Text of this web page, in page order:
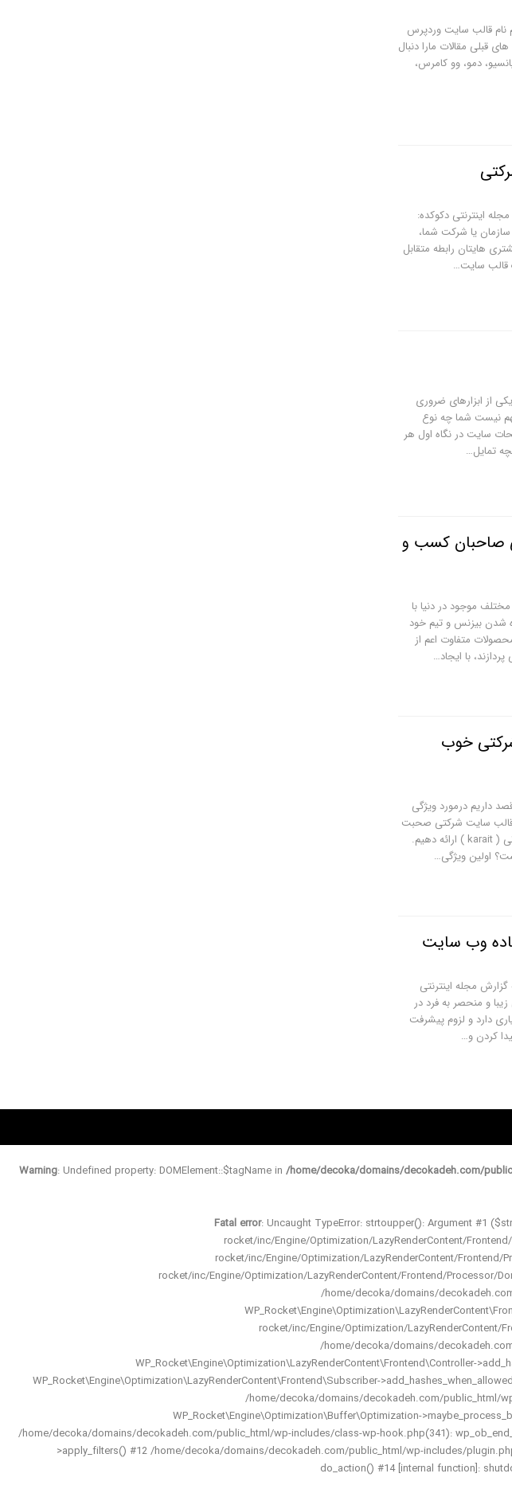
نام قالب سایت وردپرس
قبلی مقالات مارا دنبال
دمو، وو کامرس،
اینترنتی دکوکده:
یا شرکت شما،
هایتان رابطه متقابل
قالب سایت…
از ابزارهای ضروری
نیست شما چه نوع
سایت در نگاه اول هر
تمایل…
صاحبان کسب و
موجود در دنیا با
شدن بیزنس و تیم خود
متفاوت اعم از
با ایجاد…
خوب
داریم درمورد ویژگی
سایت شرکتی صحبت
کنیم و مطالب جدیدی را به مشتریان کارا آی تی ( karait ) ارائه دهیم.
اولین ویژگی…
وب سایت
مجله اینترنتی
و منحصر به فرد در
دارد و لزوم پیشرفت
کردن و…
Warning: Undefined property: DOMElement::$tagName in /home/decoka/domains/decokadeh.com/
Fatal error: Uncaught TypeError: strtoupper(): Argument #1
rocket/inc/Engine/Optimization/LazyRenderContent/
rocket/inc/Engine/Optimization/LazyRenderContent/
rocket/inc/Engine/Optimization/LazyRenderContent/Frontend/Processor/
/home/decoka/domains/
rocket/inc/Engine/Optimization/LazyRenderContent/
/home/decoka/domains/
WP_Rocket\Engine\Optimization\LazyRenderContent\Frontend\Controller-
WP_Rocket\Engine\Optimization\LazyRenderContent\Frontend\Subscriber-
/home/decoka/domains/decokadeh.com/public_html/
WP_Rocket\Engine\Optimization\Buffer\Optimization-
/home/decoka/domains/decokadeh.com/public_html/wp-includes/class-wp-hook.php(341):
>apply_filters() #12 /home/decoka/domains/decokadeh.com/public_html/wp-includes/
do_action() #14 [internal function]: